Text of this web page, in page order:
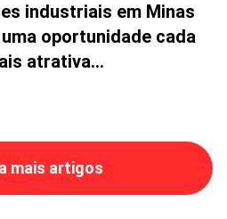
industriais em Minas
oportunidade cada
atrativa...
mais artigos